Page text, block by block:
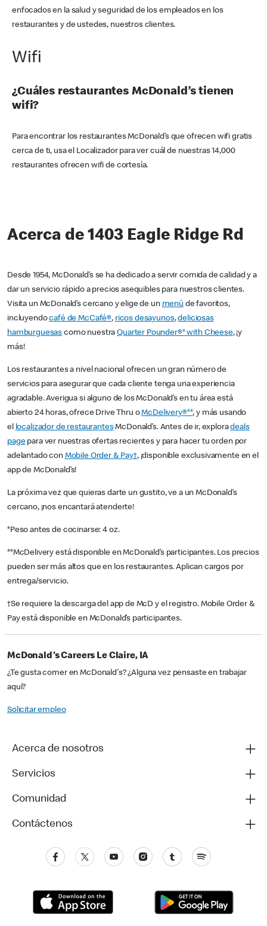
enfocados en la salud y seguridad de los empleados en los
restaurantes y de ustedes, nuestros clientes.
Wifi
¿Cuáles restaurantes McDonald’s tienen
wifi?
Para encontrar los restaurantes McDonald’s que ofrecen wifi gratis
cerca de ti, usa el Localizador para ver cuál de nuestras 14,000
restaurantes ofrecen wifi de cortesía.
Acerca de 1403 Eagle Ridge Rd
Desde 1954, McDonald’s se ha dedicado a servir comida de calidad y a
dar un servicio rápido a precios asequibles para nuestros clientes.
Visita un McDonald’s cercano y elige de un menú de favoritos,
incluyendocafé de McCafé®, ricos desayunos,deliciosas
hamburguesas como nuestraQuarter Pounder®* with Cheese, ¡y
más!
Los restaurantes a nivel nacional ofrecen un gran número de
servicios para asegurar que cada cliente tenga una experiencia
agradable. Averigua si alguno de los McDonald’s en tu área está
abierto 24 horas, ofrece Drive Thru oMcDelivery®**, y más usando
el localizador de restaurantesMcDonald’s. Antes de ir, exploradeals
pagepara ver nuestras ofertas recientes y para hacer tu orden por
adelantado con Mobile Order & Pay†, ¡disponible exclusivamente en el
app de McDonald’s!
La próxima vez que quieras darte un gustito, ve a un McDonald’s
cercano, ¡nos encantará atenderte!
*Peso antes de cocinarse: 4 oz.
**McDelivery está disponible en McDonald’s participantes. Los precios
pueden ser más altos que en los restaurantes. Aplican cargos por
entrega/servicio.
†Se requiere la descarga del app de McD y el registro. Mobile Order &
Pay está disponible en McDonald’s participantes.
McDonald's Careers Le Claire, IA
¿Te gusta comer en McDonald's? ¿Alguna vez pensaste en trabajar
aquí?
Solicitar empleo
Acerca de nosotros
Servicios
Comunidad
Contáctenos